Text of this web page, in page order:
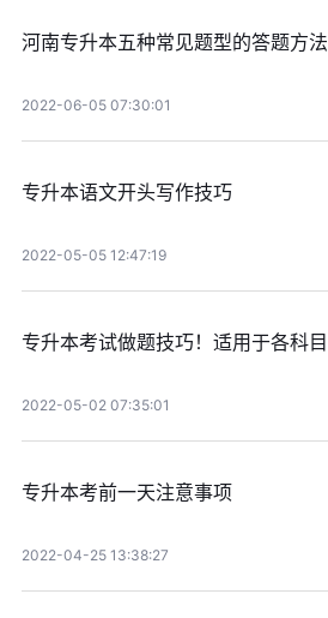
河南专升本五种常见题型的答题方法
2022-06-05 07:30:01
专升本语文开头写作技巧
2022-05-05 12:47:19
专升本考试做题技巧！适用于各科目
2022-05-02 07:35:01
专升本考前一天注意事项
2022-04-25 13:38:27